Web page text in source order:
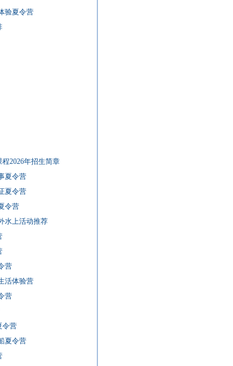
验夏令营
2026年招生简章
夏令营
夏令营
令营
水上活动推荐
营
活体验营
营
令营
夏令营